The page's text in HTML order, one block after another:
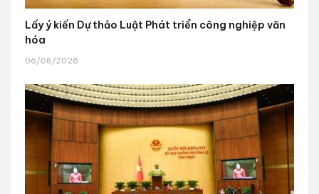
Lấy ý kiến Dự thảo Luật Phát triển công nghiệp văn
hóa
06/08/2026